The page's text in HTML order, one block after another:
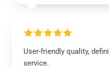
User-friendly quality,
service.